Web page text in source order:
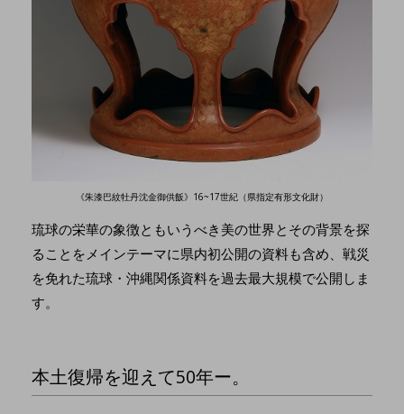
《朱漆巴紋牡丹沈金御供飯》16~17世紀（県指定有形文化財）
琉球の栄華の象徴ともいうべき美の世界とその背景を探
ることをメインテーマに県内初公開の資料も含め、戦災
を免れた琉球・沖縄関係資料を過去最大規模で公開しま
す。
本土復帰を迎えて50年ー。